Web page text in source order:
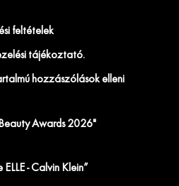
feltételek
tájékoztató.
hozzászólások elleni
Awards 2026"
- Calvin Klein”